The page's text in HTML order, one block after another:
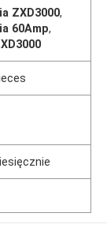
ZXD3000,
60Amp,